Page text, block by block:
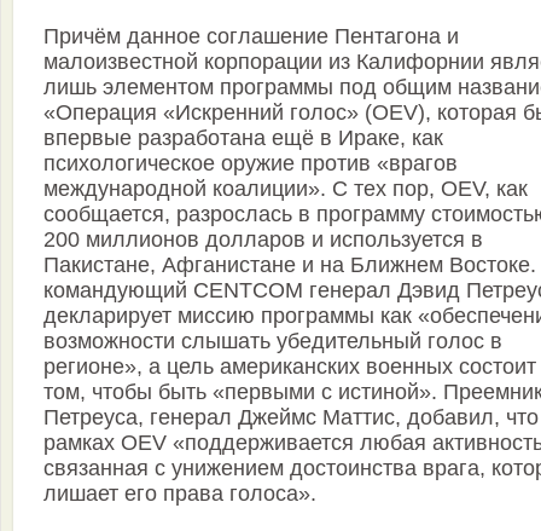
Причём данное соглашение Пентагона и
малоизвестной корпорации из Калифорнии
лишь элементом программы под общим
«Операция «Искренний голос» (OEV), которая
впервые разработана ещё в Ираке, как
психологическое оружие против «врагов
международной коалиции». С тех пор, OEV, как
сообщается, разрослась в программу
200 миллионов долларов и используется в
Пакистане, Афганистане и на Ближнем Востоке.
командующий CENTCOM генерал Дэвид
декларирует миссию программы как
возможности слышать убедительный голос в
регионе», а цель американских военных состоит
том, чтобы быть «первыми с истиной».
Петреуса, генерал Джеймс Маттис, добавил,
рамках OEV «поддерживается любая
связанная с унижением достоинства врага,
лишает его права голоса».